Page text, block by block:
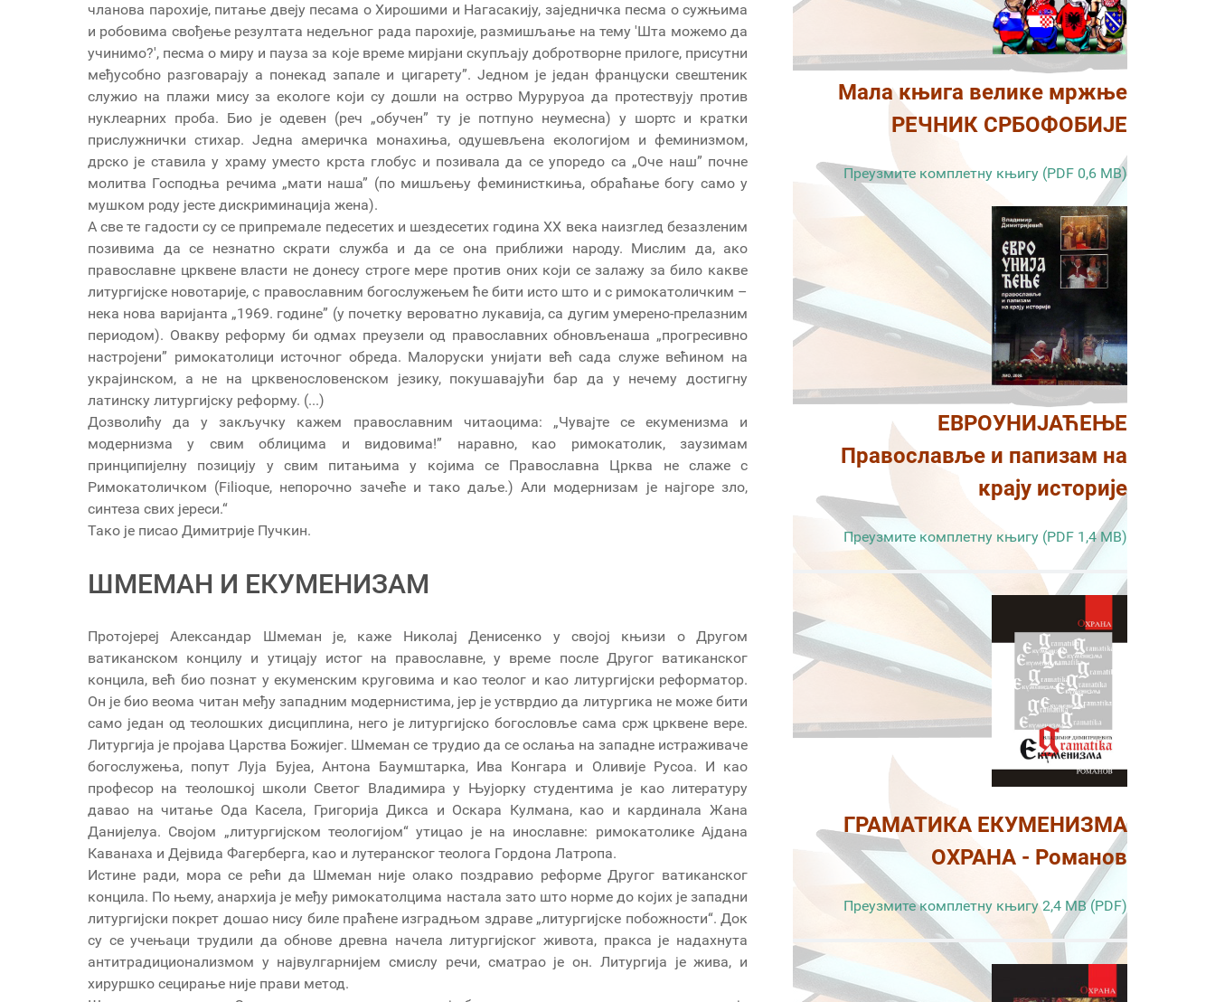
чланова парохије, питање двеју песама о Хирошими и Нагасакију, заједничка песма о сужњима
и робовима свођење резултата недељног рада парохије, размишљање на тему 'Шта можемо да
учинимо?', песма о миру и пауза за које време мирјани скупљају добротворне прилоге, присутни
међусобно разговарају а понекад запале и цигарету”. Једном је један француски свештеник
служио на плажи мису за екологе који су дошли на острво Муруруоа да протествују против
нуклеарних проба. Био је одевен (реч „обучен” ту је потпуно неумесна) у шортс и кратки
прислужнички стихар. Једна америчка монахиња, одушевљена екологијом и феминизмом,
дрско је ставила у храму уместо крста глобус и позивала да се упоредо са „Оче наш” почне
молитва Господња речима „мати наша” (по мишљењу феминисткиња, обраћање богу само у
мушком роду јесте дискриминација жена).
А све те гадости су се припремале педесетих и шездесетих година XX века наизглед безазленим
позивима да се незнатно скрати служба и да се она приближи народу. Мислим да, ако
православне црквене власти не донесу строге мере против оних који се залажу за било какве
литургијске новотарије, с православним богослужењем ће бити исто што и с римокатоличким –
нека нова варијанта „1969. године” (у почетку вероватно лукавија, са дугим умерено-прелазним
периодом). Овакву реформу би одмах преузели од православних обновљенаша „прогресивно
настројени” римокатолици источног обреда. Малоруски унијати већ сада служе већином на
украјинском, а не на црквенословенском језику, покушавајући бар да у нечему достигну
латинску литургијску реформу. (...)
Дозволићу да у закључку кажем православним читаоцима: „Чувајте се екуменизма и
модернизма у свим облицима и видовима!” наравно, као римокатолик, заузимам
принципијелну позицију у свим питањима у којима се Православна Црква не слаже с
Римокатоличком (Filioque, непорочно зачеће и тако даље.) Али модернизам је најгоре зло,
синтеза свих јереси.“
Тако је писао Димитрије Пучкин.
ШМЕМАН И ЕКУМЕНИЗАМ
Протојереј Александар Шмеман је, каже Николај Денисенко у својој књизи о Другом
ватиканском концилу и утицају истог на православне, у време после Другог ватиканског
концила, већ био познат у екуменским круговима и као теолог и као литургијски реформатор.
Он је био веома читан међу западним модернистима, јер је устврдио да литургика не може бити
само један од теолошких дисциплина, него је литургијско богословље сама срж црквене вере.
Литургија је пројава Царства Божијег. Шмеман се трудио да се ослања на западне истраживаче
богослужења, попут Луја Бујеа, Антона Баумштарка, Ива Конгара и Оливије Русоа. И као
професор на теолошкој школи Светог Владимира у Њујорку студентима је као литературу
давао на читање Ода Касела, Григорија Дикса и Оскара Кулмана, као и кардинала Жана
Данијелуа. Својом „литургијском теологијом“ утицао је на инославне: римокатолике Ајдана
Каванаха и Дејвида Фагерберга, као и лутеранског теолога Гордона Латропа.
Истине ради, мора се рећи да Шмеман није олако поздравио реформе Другог ватиканског
концила. По њему, анархија је међу римокатолцима настала зато што норме до којих је западни
литургијски покрет дошао нису биле праћене изградњом здраве „литургијске побожности“. Док
су се учењаци трудили да обнове древна начела литургијског живота, пракса је надахнута
антитрадиционализмом у највулгарнијем смислу речи, сматрао је он. Литургија је жива, и
хируршко сецирање није прави метод.
Мала књига велике мржње
РЕЧНИК СРБОФОБИЈЕ
Преузмите комплетну књигу (PDF 0,6 MB)
ЕВРОУНИЈАЋЕЊЕ
Православље и папизам на
крају историје
Преузмите комплетну књигу (PDF 1,4 MB)
ГРАМАТИКА ЕКУМЕНИЗМА
ОХРАНА - Романов
Преузмите комплетну књигу 2,4 MB (PDF)